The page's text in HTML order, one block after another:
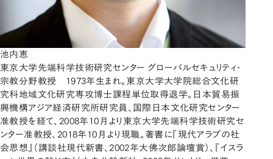
池内恵
東京大学先端科学技術研究センター グローバルセキュリティ・
宗教分野教授 1973年生まれ。東京大学大学院総合文化研
究科地域文化研究専攻博士課程単位取得退学。日本貿易振
興機構アジア経済研究所研究員、国際日本文化研究センター
准教授を経て、2008年10月より東京大学先端科学技術研究セ
ンター准教授、2018年10月より現職。著書に『現代アラブの社
会思想』（講談社現代新書、2002年大佛次郎論壇賞）、『イスラ